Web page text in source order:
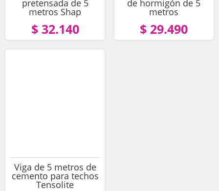
pretensada de 5
metros Shap
$ 32.140
de hormigón de 5
metros
$ 29.490
Viga de 5 metros de
cemento para techos
Tensolite